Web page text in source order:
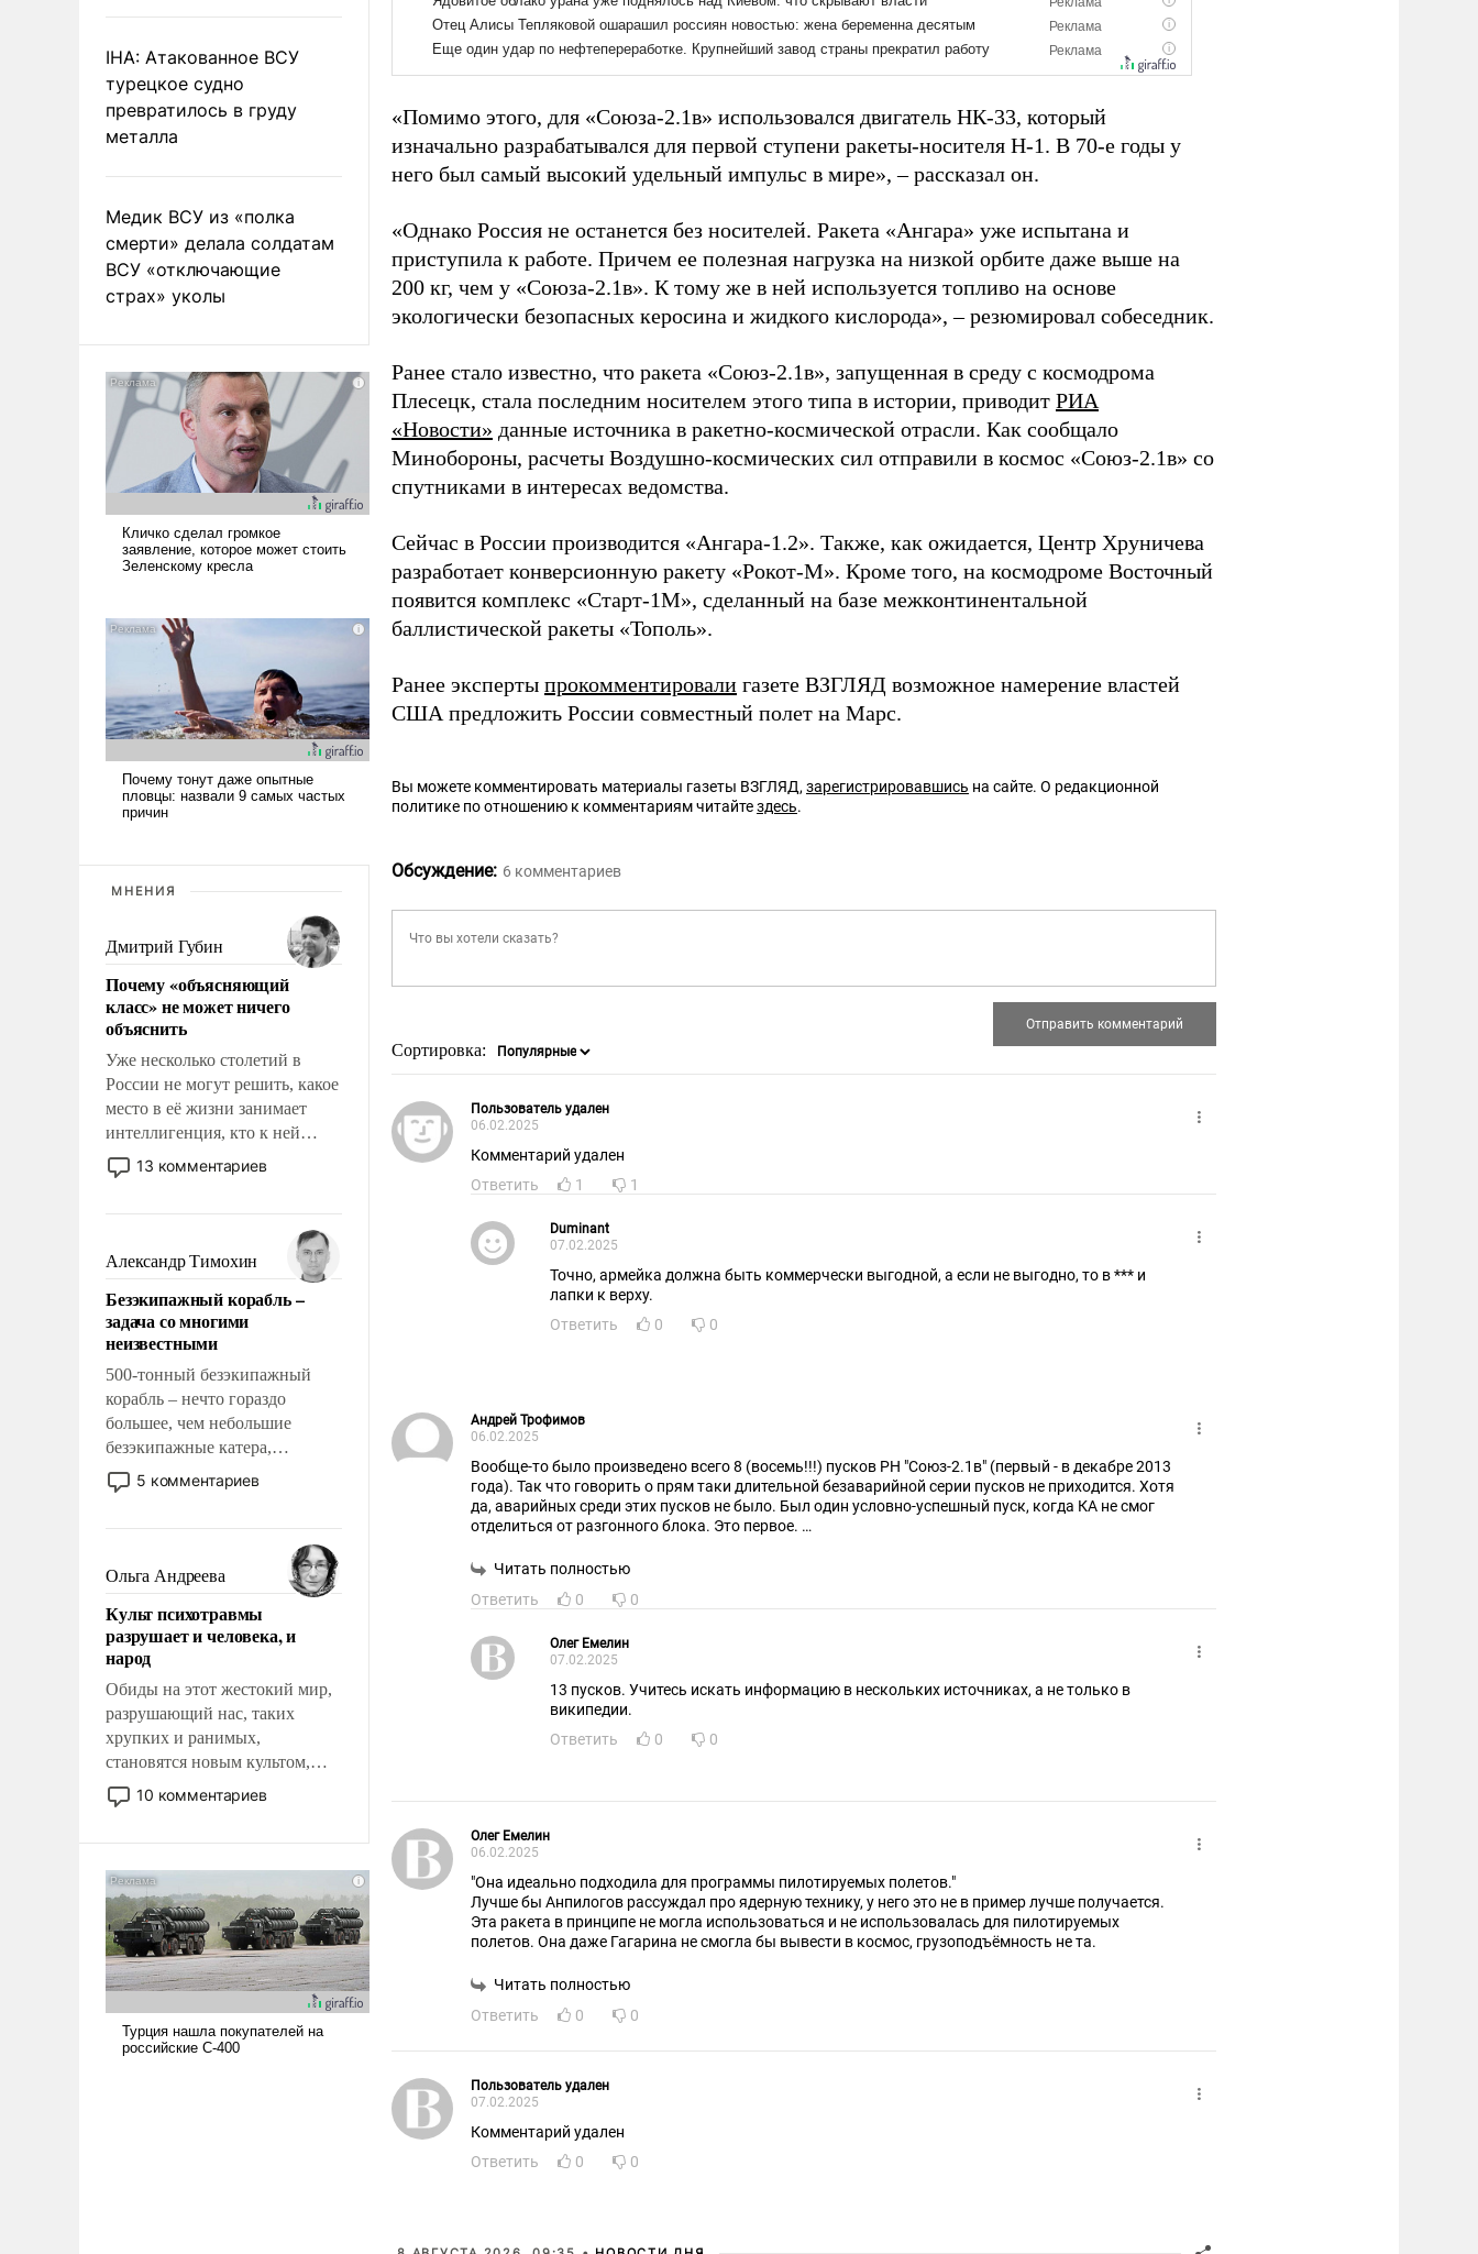
IHA: Атакованное ВСУ
турецкое судно
превратилось в груду
металла
Медик ВСУ из «полка
смерти» делала солдатам
ВСУ «отключающие
страх» уколы
МНЕНИЯ
Дмитрий Губин
Почему «объясняющий
класс» не может ничего
объяснить
Уже несколько столетий в
России не могут решить, какое
место в её жизни занимает
интеллигенция, кто к ней
принадлежит, а кого из неё
исключили с правом
чем она отличается от просто
образованных людей. Иногда
казалось, что эти вопросы
решены раз и навсегда, но –
нет, не решены.
13 комментариев
Александр Тимохин
Безэкипажный корабль –
задача со многими
неизвестными
500-тонный безэкипажный
корабль – нечто гораздо
большее, чем небольшие
безэкипажные катера,
применение которых уже
стало обыденностью. Задача по
сложна и амбициозна. Однако
и ее реализация радикально
поднимет наши боевые
возможности.
5 комментариев
Ольга Андреева
Культ психотравмы
разрушает и человека, и
народ
Обиды на этот жестокий мир,
разрушающий нас, таких
хрупких и ранимых,
становятся новым культом,
постепенно вытесняя и
отменяя традиционное
ударами судьбы, брать на себя
ответственность, помогать
слабым, идти вперед и
адаптироваться.
10 комментариев
«Помимо этого, для «Союза-2.1в» использовался двигатель НК-33, который
изначально разрабатывался для первой ступени ракеты-носителя Н-1. В 70-е годы у
него был самый высокий удельный импульс в мире», – рассказал он.
«Однако Россия не останется без носителей. Ракета «Ангара» уже испытана и
приступила к работе. Причем ее полезная нагрузка на низкой орбите даже выше на
200 кг, чем у «Союза-2.1в». К тому же в ней используется топливо на основе
экологически безопасных керосина и жидкого кислорода», – резюмировал собеседник.
Ранее стало известно, что ракета «Союз-2.1в», запущенная в среду с космодрома
Плесецк, стала последним носителем этого типа в истории, приводит РИА
«Новости» данные источника в ракетно-космической отрасли. Как сообщало
Минобороны, расчеты Воздушно-космических сил отправили в космос «Союз-2.1в» со
спутниками в интересах ведомства.
Сейчас в России производится «Ангара-1.2». Также, как ожидается, Центр Хруничева
разработает конверсионную ракету «Рокот-М». Кроме того, на космодроме Восточный
появится комплекс «Старт-1М», сделанный на базе межконтинентальной
баллистической ракеты «Тополь».
Ранее эксперты прокомментировали газете ВЗГЛЯД возможное намерение властей
США предложить России совместный полет на Марс.
Вы можете комментировать материалы газеты ВЗГЛЯД,зарегистрировавшись на сайте. О редакционной
политике по отношению к комментариям читайтездесь.
Обсуждение: 6 комментариев
Сортировка:
Пользователь удален
06.02.2025
Комментарий удален
Ответить
1 1
Duminant
07.02.2025
Точно, армейка должна быть коммерчески выгодной, а если не выгодно, то в *** и
лапки к верху.
Ответить
0 0
Андрей Трофимов
06.02.2025
Вообще-то было произведено всего 8 (восемь!!!) пусков РН "Союз-2.1в" (первый - в декабре 2013
года). Так что говорить о прям таки длительной безаварийной серии пусков не приходится. Хотя
да, аварийных среди этих пусков не было. Был один условно-успешный пуск, когда КА не смог
отделиться от разгонного блока. Это первое.
Второе. "Союз-2.1в" никак не мог "идеально подходить для программы пилотируемых полетов",
для выведения на орбиту пилотируемых кораблей не предназначался. Грузоподъемность не та
Да и вообще, РН семейства "Союз-2" - это в поначалу были в основном грузовые носители, для
пилотируемых полетов стали использоваться только с 2019 года (а первый пуск этой РН был в
2004 году), причем в модификации "Союз-2.1а", но никак не "Союз-2.1в"!!! Но безаварийность у
Читать полностью
Ответить
0 0
Олег Емелин
07.02.2025
13 пусков. Учитесь искать информацию в нескольких источниках, а не только в
википедии.
Ответить
0 0
Олег Емелин
06.02.2025
"Она идеально подходила для программы пилотируемых полетов."
Лучше бы Анпилогов рассуждал про ядерную технику, у него это не в пример лучше получается.
Эта ракета в принципе не могла использоваться и не использовалась для пилотируемых
полетов. Она даже Гагарина не смогла бы вывести в космос, грузоподъёмность не та.
Читать полностью
Ответить
0 0
Пользователь удален
07.02.2025
Комментарий удален
Ответить
0 0